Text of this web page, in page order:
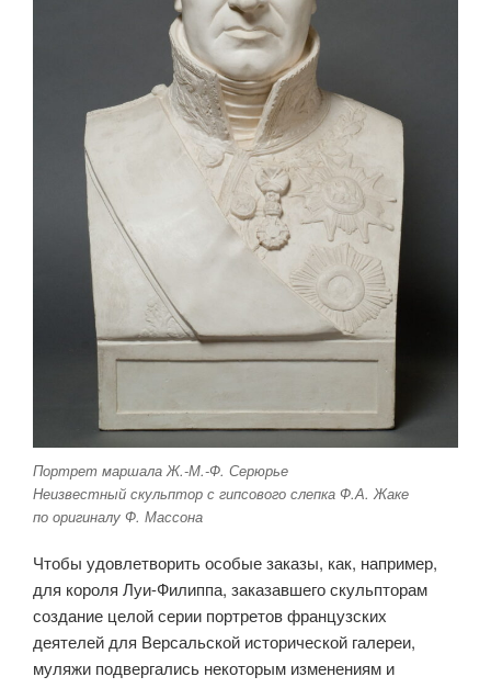
Портрет маршала Ж.-М.-Ф. Серюрье
Неизвестный скульптор с гипсового слепка Ф.А. Жаке
по оригиналу Ф. Массона
Чтобы удовлетворить особые заказы, как, например,
для короля Луи-Филиппа, заказавшего скульпторам
создание целой серии портретов французских
деятелей для Версальской исторической галереи,
муляжи подвергались некоторым изменениям и